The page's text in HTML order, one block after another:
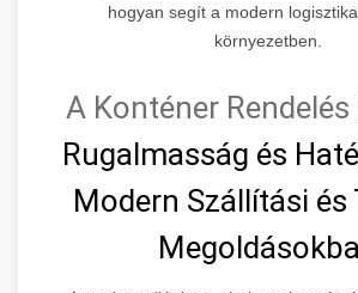
hogyan segít a modern
környezetben.
A Konténer Rendelés
Rugalmasság és
Modern Szállítási és